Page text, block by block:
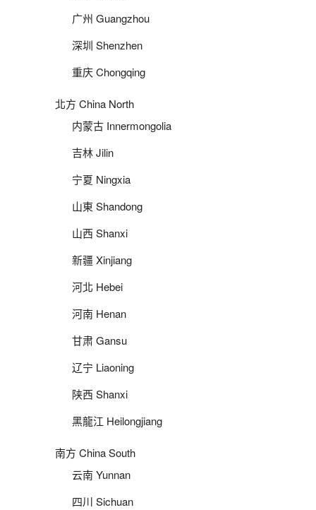
广州 Guangzhou
深圳 Shenzhen
重庆 Chongqing
北方 China North
内蒙古 Innermongolia
吉林 Jilin
宁夏 Ningxia
山東 Shandong
山西 Shanxi
新疆 Xinjiang
河北 Hebei
河南 Henan
甘肃 Gansu
辽宁 Liaoning
陕西 Shanxi
黑龍江 Heilongjiang
南方 China South
云南 Yunnan
四川 Sichuan